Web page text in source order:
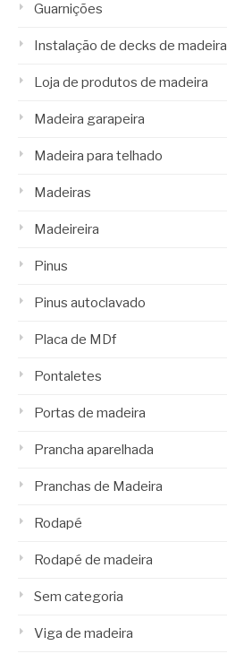
Guarnições
Instalação de decks de madeira
Loja de produtos de madeira
Madeira garapeira
Madeira para telhado
Madeiras
Madeireira
Pinus
Pinus autoclavado
Placa de MDf
Pontaletes
Portas de madeira
Prancha aparelhada
Pranchas de Madeira
Rodapé
Rodapé de madeira
Sem categoria
Viga de madeira